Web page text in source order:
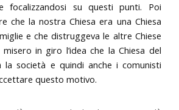
focalizzandosi su questi punti. Poi
che la nostra Chiesa era una Chiesa
e che distruggeva le altre Chiese
in giro l’idea che la Chiesa del
la società e quindi anche i comunisti
questo motivo.